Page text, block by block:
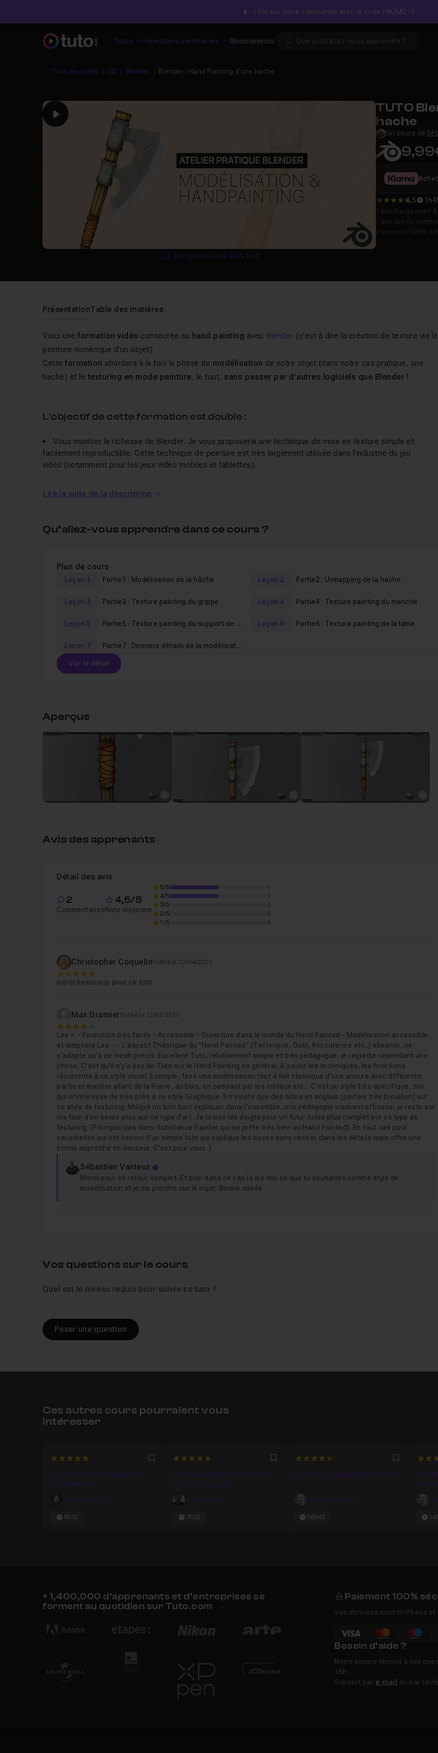
-10% sur votre commande avec le code PROMO10
Tutos Formations certifiantes Abonnements
Tous les tutos 3D Blender Blender : Hand Painting d'une hache
Play
Enregistrer pour plus tard
TUTO
hache
Un cours de
4.5 4,5
PrésentationTable des matières
Voici uneformation vidéo consacrée au hand painting avec Blender (c'est à dire la création de texture via la
peinture numérique d'un objet).
Cetteformation abordera à la fois la phase de modélisation de notre objet (dans notre cas pratique, une
hache) et le texturing en mode peinture, le tout, sans passer par d'autres logiciels que Blender !
L'objectif de cette formation est double :
Vous montrer la richesse de Blender. Je vous proposerai une technique de mise en texture simple et
facilement reproductible. Cette technique de peinture est très largement utilisée dans l'industrie du jeu
vidéo (notamment pour les jeux vidéo mobiles et tablettes).
UVmapping avec une technique simple et efficace. Nous verrons par la suite, comment préparer l'objet pour le
Blender
Uvmapping de l'objet,
Préparation de l'objet pour le painting,
Utilisation des différents outils de peinture de Blender.
Dans l'archive fournie avec le cours, vous allez retrouver le projet modélisé, l'objet uvmap, l'objet paint et le
résultat final.
Lire la suite de la description
Qu’allez-vous apprendre dans ce cours ?
Plan de cours
Leçon 1 Partie1 : Modélisation de la hâche Leçon 2 Partie2 : Uvmapping de la hache
Leçon 3 Partie3 : Texture painting du grippe Leçon 4 Partie4 : Texture painting du manche
Leçon 5 Partie5 : Texture painting du support de la lame Leçon 6 Partie6 : Texture painting de la lame
Leçon 7 Partie7 : Derniers détails de la modélisation
Voir le détail
Partie2 : Uvmapping de la hache 06m03
Partie3 : Texture painting du grippe 16m53
Leçon 6 Partie6 : Texture painting de la lame
Aperçus
Avis des apprenants
Détail des avis
2
Commentaires
4,5/5
Note moyenne
5/5
1
4/5
1
3/5
0
2/5
0
1/5
0
Christopher Coquelin Publié le 22/04/2020
5
merci beaucoup pour ce tuto
Max Dramier Publié le 13/02/2020
4
Les +: - Formation très facile - Accessible - Ouverture dans le monde du Hand Painted - Modélisation accessible
et simpliste Les -: - L'aspect Théorique du "Hand Painted" (Technique, Outil, Réccurence etc..) absente, ne
s'adapte qu'à ce mesh précis. Excellent Tuto, relativement simple et très pédagogue, je regrette cependant une
chose. C'est qu'il n'y a pas de Tuto sur le Hand Painting en général. A savoir les techniques, les fonctions
récurrente à ce style visuel. Exemple, faire une modélisation tout à fait classique d'une armure avec différente
partie et matière allant de la Pierre, au bois, en passant par les métaux etc... C'est un style très spécifique, moi
qui m'intéresse de très près à ce style Graphique. Il n'existe que des tutos en anglais (parfois très brouillon) sur
ce style de texturing. Malgré un tuto bien expliquer dans l'ensemble, une pédagogie vraiment efficace, je reste sur
ma faim d'en savoir plus sur ce type d'art. Je croise les doigts pour un futur tutos plus complet sur ce type de
texturing. (Pourquoi pas dans Substance Painter qui se prête très bien au Hand Painted). En tout cas pour
ceux/celles qui ont besoin d'un simple tuto qui explique les bases sans rentrer dans les détails mais offre une
bonne approche en douceur. C'est pour vous :)
Sébastien Vanteux
Merci pour ce retour complet. Et bien dans ce cas là dis moi ce que tu souhaites comme style de
modélisation et je me penche sur le sujet. Bonne soirée
Vos questions sur le cours
Quel est le niveau requis pour suivre ce tuto ?
Poser une question
Ces autres cours pourraient vous
intéresser
5 Favori
Sculptez un artefact cartoon
avec Blender
Jérémy Vergne
5h32
5 Favori
Maîtrisez Blender 2.8 : Création
d'un sabre lowpoly
Julien Deville
7h52
4.9302325581395 Favori
Blender : La Formation Complète
Lionel Vicidomini
16h43
5
La
et
+ 1,400,000 d’apprenants et d’entreprises se
forment au quotidien sur Tuto.com
Paiement 100%
Vos données sont chiffrées
Besoin d’aide ?
Notre équipe répond à vos
16h.
Support par e-mail ou par